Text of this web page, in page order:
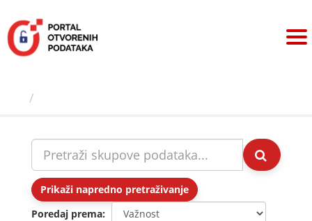
sadržaj
Prikaži napredno pretraživanje
Poredaj prema